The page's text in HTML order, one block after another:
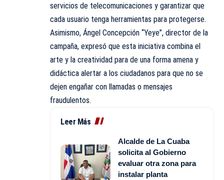
servicios de telecomunicaciones y garantizar que
cada usuario tenga herramientas para protegerse.
Asimismo, Ángel Concepción “Yeye”, director de la
campaña, expresó que esta iniciativa combina el
arte y la creatividad para de una forma amena y
didáctica alertar a los ciudadanos para que no se
dejen engañar con llamadas o mensajes
fraudulentos.
Leer Más
Alcalde de La Cuaba
solicita al Gobierno
evaluar otra zona para
instalar planta